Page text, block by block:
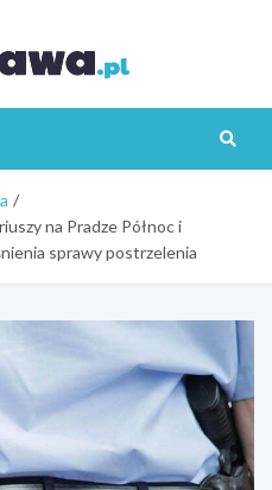
na Pradze Północ i
sprawy postrzelenia